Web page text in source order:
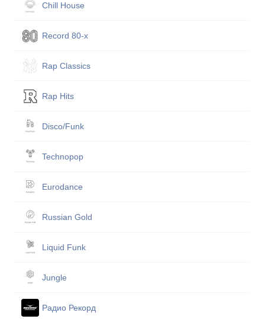
Chill House
Record 80-х
Rap Classics
Rap Hits
Disco/Funk
Technopop
Eurodance
Russian Gold
Liquid Funk
Jungle
Радио Рекорд